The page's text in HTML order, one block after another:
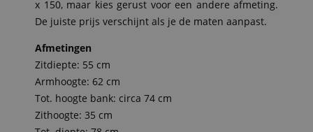
x 150, maar kies gerust voor een andere afmeting.
De juiste prijs verschijnt als je de maten aanpast.
Afmetingen
Zitdiepte: 55 cm
Armhoogte: 62 cm
Tot. hoogte bank: circa 74 cm
Zithoogte: 35 cm